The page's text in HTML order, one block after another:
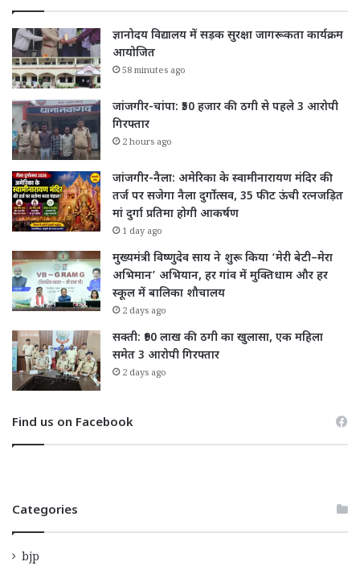
ज्ञानोदय विद्यालय में सड़क सुरक्षा जागरूकता कार्यक्रम
आयोजित
58 minutes ago
जांजगीर-चांपा: ₹50 हजार की ठगी से पहले 3 आरोपी
गिरफ्तार
2 hours ago
जांजगीर-नैला: अमेरिका के स्वामीनारायण मंदिर की
तर्ज पर सजेगा नैला दुर्गोत्सव, 35 फीट ऊंची रत्नजड़ित
मां दुर्गा प्रतिमा होगी आकर्षण
1 day ago
मुख्यमंत्री विष्णुदेव साय ने शुरू किया ‘मेरी बेटी–मेरा
अभिमान’ अभियान, हर गांव में मुक्तिधाम और हर
स्कूल में बालिका शौचालय
2 days ago
सक्ती: ₹90 लाख की ठगी का खुलासा, एक महिला
समेत 3 आरोपी गिरफ्तार
2 days ago
Find us on Facebook
Categories
bjp